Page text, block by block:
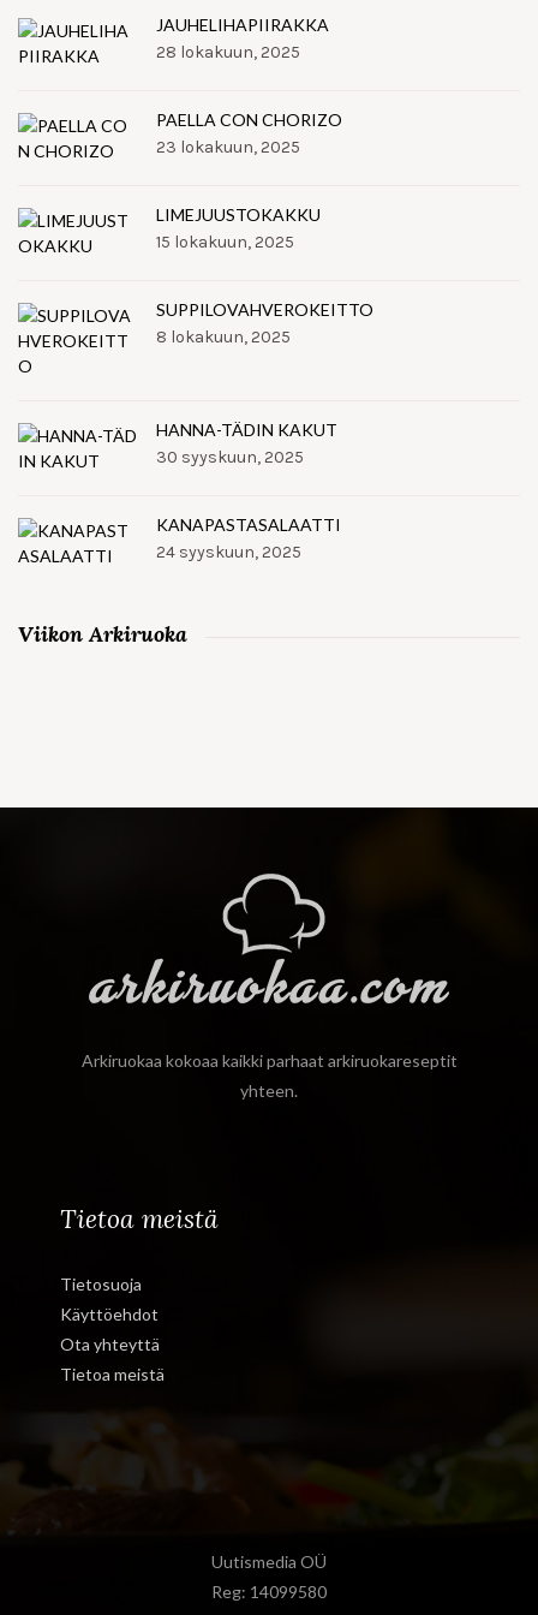
JAUHELIHAPIIRAKKA
28 lokakuun, 2025
PAELLA CON CHORIZO
23 lokakuun, 2025
LIMEJUUSTOKAKKU
15 lokakuun, 2025
SUPPILOVAHVEROKEITTO
8 lokakuun, 2025
HANNA-TÄDIN KAKUT
30 syyskuun, 2025
KANAPASTASALAATTI
24 syyskuun, 2025
Viikon Arkiruoka
Arkiruokaa kokoaa kaikki parhaat arkiruokareseptit
yhteen.
Tietoa meistä
Tietosuoja
Käyttöehdot
Ota yhteyttä
Tietoa meistä
Uutismedia OÜ
Reg: 14099580